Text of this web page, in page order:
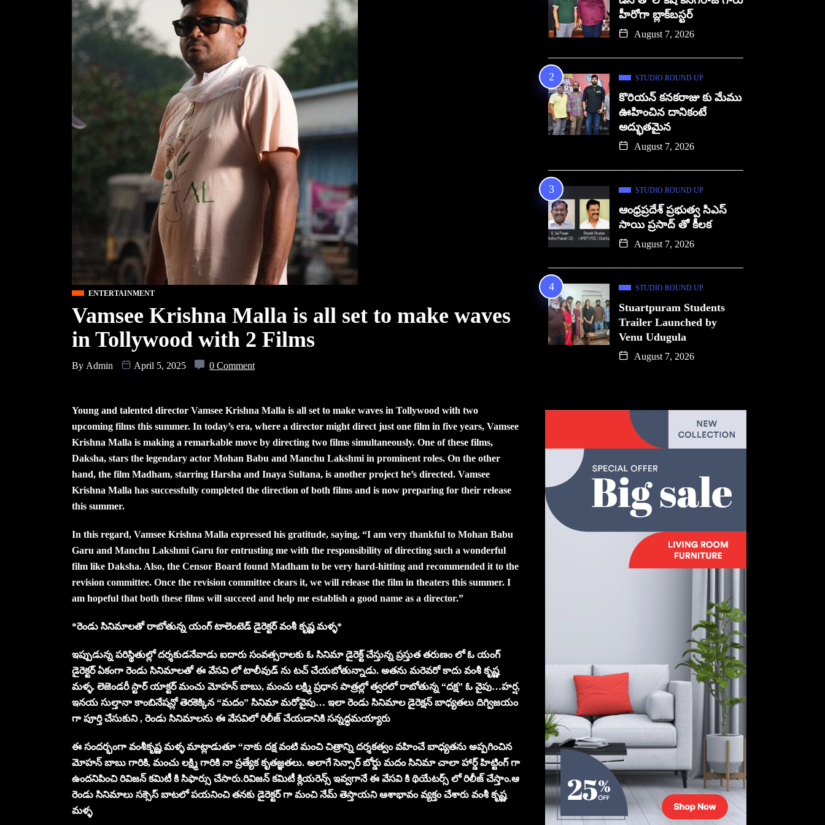
ENTERTAINMENT
Vamsee Krishna Malla is all set to make waves
in Tollywood with 2 Films
By Admin April 5, 2025 0 Comment
Young and talented director Vamsee Krishna Malla is all set to make waves in Tollywood with two
upcoming films this summer. In today’s era, where a director might direct just one film in five years, Vamsee
Krishna Malla is making a remarkable move by directing two films simultaneously. One of these films,
Daksha, stars the legendary actor Mohan Babu and Manchu Lakshmi in prominent roles. On the other
hand, the film Madham, starring Harsha and Inaya Sultana, is another project he’s directed. Vamsee
Krishna Malla has successfully completed the direction of both films and is now preparing for their release
this summer.
In this regard, Vamsee Krishna Malla expressed his gratitude, saying, “I am very thankful to Mohan Babu
Garu and Manchu Lakshmi Garu for entrusting me with the responsibility of directing such a wonderful
film like Daksha. Also, the Censor Board found Madham to be very hard-hitting and recommended it to the
revision committee. Once the revision committee clears it, we will release the film in theaters this summer. I
am hopeful that both these films will succeed and help me establish a good name as a director.”
*రెండు సినిమాలతో రాబోతున్న యంగ్ టాలెంటెడ్ డైరెక్టర్ వంశీ కృష్ణ మళ్ళ*
ఇప్పుడున్న పరిస్థితుల్లో దర్శకుడనేవాడు ఐదారు సంవత్సరాలకు ఓ సినిమా డైరెక్ట్ చేస్తున్న ప్రస్తుత తరుణం లో ఓ యంగ్
డైరెక్టర్ ఏకంగా రెండు సినిమాలతో ఈ వేసవి లో టాలీవుడ్ ను టచ్ చేయబోతున్నాడు. అతను మరెవరో కాదు వంశీ కృష్ణ
మళ్ళ. లెజెండరీ స్టార్ యాక్టర్ మంచు మోహన్ బాబు, మంచు లక్ష్మి ప్రధాన పాత్రల్లో త్వరలో రాబోతున్న “దక్ష” ఓ వైపు…హర్ష,
ఇనయ సుల్తానా కాంబినేషన్లో తెరకెక్కిన “మదం” సినిమా మరోవైపు… ఇలా రెండు సినిమాల డైరెక్షన్ బాధ్యతలు దిగ్విజయం
గా పూర్తి చేసుకుని , రెండు సినిమాలను ఈ వేసవిలో రిలీజ్ చేయడానికి సన్నద్ధమయ్యారు
ఈ సందర్భంగా వంశీకృష్ణ మళ్ళ మాట్లాడుతూ “నాకు దక్ష వంటి మంచి చిత్రాన్ని దర్శకత్వం వహించే బాధ్యతను అప్పగించిన
మోహన్ బాబు గారికి, మంచు లక్ష్మి గారికి నా ప్రత్యేక కృతజ్ఞతలు. అలాగే సెన్సార్ బోర్డు మదం సినిమా చాలా హార్డ్ హిట్టింగ్ గా
ఉందనిపించి రివిజన్ కమిటీ కి సిఫార్సు చేసారు.రివిజన్ కమిటీ క్లియరెన్స్ ఇవ్వగానే ఈ వేసవి కి థియేటర్స్ లో రిలీజ్ చేస్తాం.ఆ
రెండు సినిమాలు సక్సెస్ బాటలో పయనించి తనకు డైరెక్టర్ గా మంచి నేమ్ తెస్తాయని ఆశాభావం వ్యక్తం చేశారు వంశీ కృష్ణ
మళ్ళ
హీరోగా బ్లాక్‌బస్టర్
August 7, 2026
STUDIO ROUND UP
కొరియన్ కనకరాజు కు మేము
ఊహించిన దానికంటే
అద్భుతమైన
August 7, 2026
STUDIO ROUND UP
ఆంధ్రప్రదేశ్ ప్రభుత్వ సిఎస్
సాయి ప్రసాద్ తో కీలక
August 7, 2026
STUDIO ROUND UP
Stuartpuram Students
Trailer Launched by
Venu Udugula
August 7, 2026